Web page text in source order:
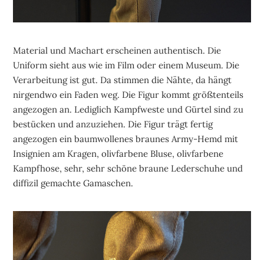
Material und Machart erscheinen authentisch. Die
Uniform sieht aus wie im Film oder einem Museum. Die
Verarbeitung ist gut. Da stimmen die Nähte, da hängt
nirgendwo ein Faden weg. Die Figur kommt größtenteils
angezogen an. Lediglich Kampfweste und Gürtel sind zu
bestücken und anzuziehen. Die Figur trägt fertig
angezogen ein baumwollenes braunes Army-Hemd mit
Insignien am Kragen, olivfarbene Bluse, olivfarbene
Kampfhose, sehr, sehr schöne braune Lederschuhe und
diffizil gemachte Gamaschen.